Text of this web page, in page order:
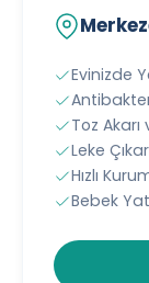
Evinizde
Toz
Leke
Hızlı
Bebek